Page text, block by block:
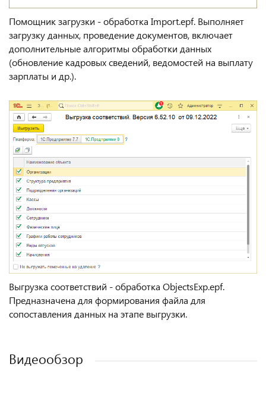
Помощник загрузки - обработка Import.epf. Выполняет
загрузку данных, проведение документов, включает
дополнительные алгоритмы обработки данных
(обновление кадровых сведений, ведомостей на выплату
зарплаты и др.).
Выгрузка соответствий - обработка ObjectsExp.epf.
Предназначена для формирования файла для
сопоставления данных на этапе выгрузки.
Видеообзор